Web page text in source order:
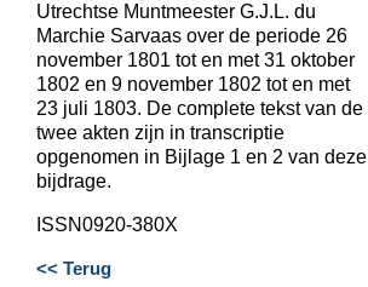
Utrechtse Muntmeester G.J.L. du
Marchie Sarvaas over de periode 26
november 1801 tot en met 31 oktober
1802 en 9 november 1802 tot en met
23 juli 1803. De complete tekst van de
twee akten zijn in transcriptie
opgenomen in Bijlage 1 en 2 van deze
bijdrage.
ISSN0920-380X
<< Terug